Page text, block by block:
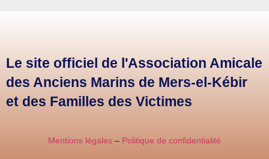
Le site officiel de l'Association Amicale
des Anciens Marins de Mers-el-Kébir
et des Familles des Victimes
Mentions légales – Politique de confidentialité